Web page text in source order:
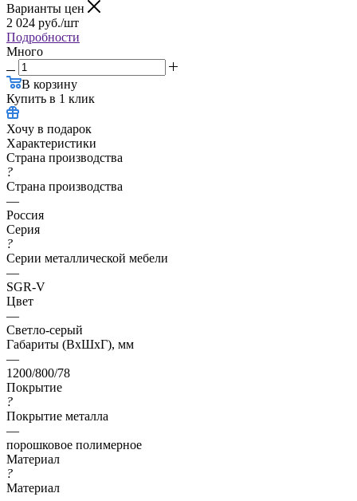
Варианты цен
2 024 руб./шт
Подробности
Много
В корзину
Купить в 1 клик
Хочу в подарок
Характеристики
Страна производства
?
Страна производства
—
Россия
Серия
?
Серии металлической мебели
—
SGR-V
Цвет
—
Светло-серый
Габариты (ВхШхГ), мм
—
1200/800/78
Покрытие
?
Покрытие металла
—
порошковое полимерное
Материал
?
Материал